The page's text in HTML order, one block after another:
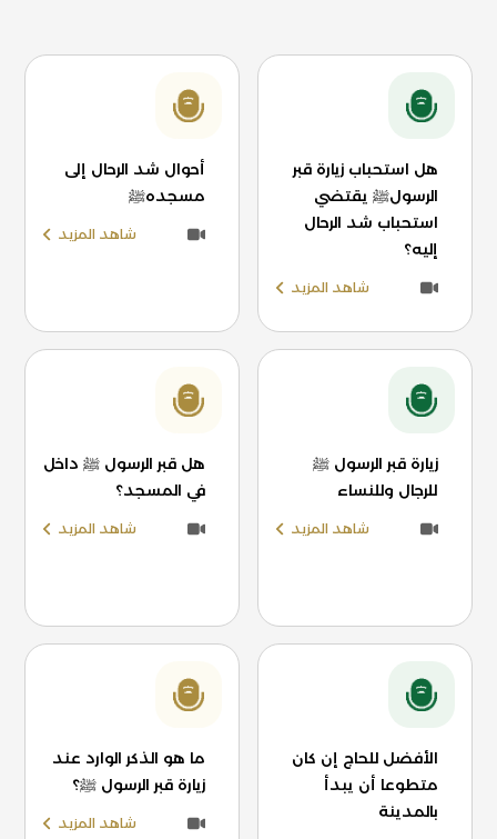
هل استحباب زيارة قبر
الرسولﷺ يقتضي
استحباب شد الرحال
إليه؟
شاهد المزيد
أحوال شد الرحال إلى
مسجدهﷺ
شاهد المزيد
زيارة قبر الرسول ﷺ
للرجال وللنساء
شاهد المزيد
هل قبر الرسول ﷺ داخل
في المسجد؟
شاهد المزيد
الأفضل للحاج إن كان
متطوعا أن يبدأ
بالمدينة
ما هو الذكر الوارد عند
زيارة قبر الرسول ﷺ؟
شاهد المزيد